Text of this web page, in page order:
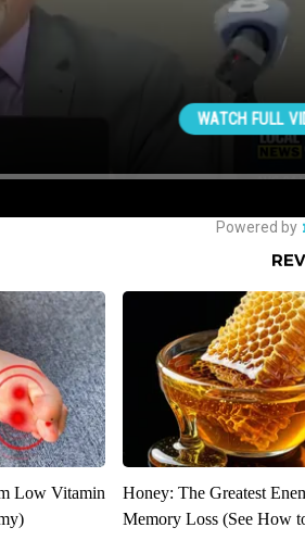
Low Vitamin
Honey: The Greatest
Memory Loss (See How